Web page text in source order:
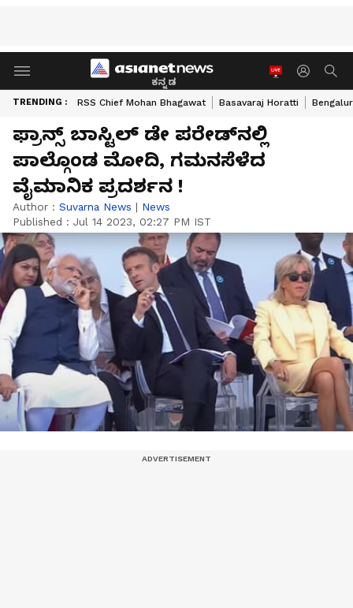
ಕನ್ನಡ
TRENDING : RSS Chief Mohan Bhagawat Basavaraj Horatti
ಫ್ರಾನ್ಸ್ ಬಾಸ್ಟಿಲ್ ಡೇ ಪರೇಡ್‌ನಲ್ಲಿ
ಪಾಲ್ಗೊಂಡ ಮೋದಿ, ಗಮನಸೆಳೆದ
ವೈಮಾನಿಕ ಪ್ರದರ್ಶನ !
Author : Suvarna News | News
Published : Jul 14 2023, 02:27 PM IST